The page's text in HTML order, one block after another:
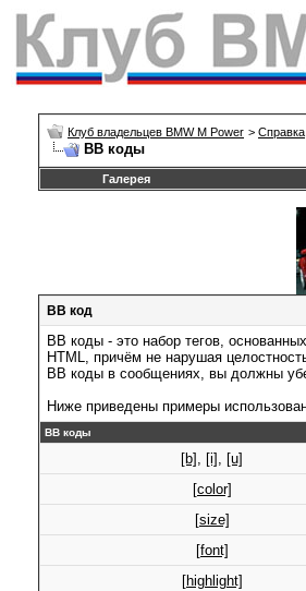
Клуб владельцев BMW M Power > Справка
BB коды
Галерея
BB код
BB коды - это набор тегов,
HTML, причём не нарушая
BB коды в сообщениях, вы должны
Ниже приведены примеры
BB коды
[b] , [i] , [u]
[color]
[size]
[font]
[highlight]